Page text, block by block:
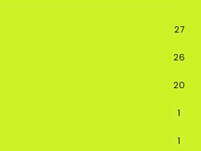
27
26
20
1
1